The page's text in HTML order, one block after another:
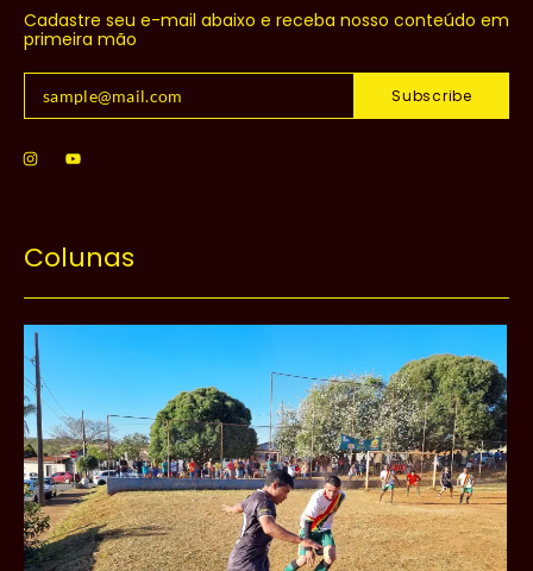
Cadastre seu e-mail abaixo e receba nosso conteúdo em
primeira mão
Subscribe
Colunas